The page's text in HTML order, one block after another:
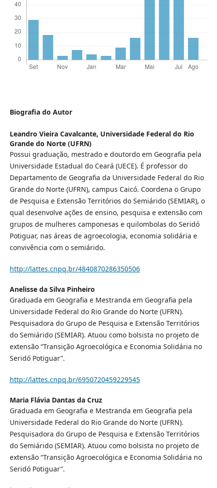
Biografia do Autor
Leandro Vieira Cavalcante, Universidade Federal do Rio
Grande do Norte (UFRN)
Possui graduação, mestrado e doutordo em Geografia pela
Universidade Estadual do Ceará (UECE). É professor do
Departamento de Geografia da Universidade Federal do Rio
Grande do Norte (UFRN), campus Caicó. Coordena o Grupo
de Pesquisa e Extensão Territórios do Semiárido (SEMIAR), o
qual desenvolve ações de ensino, pesquisa e extensão com
grupos de mulheres camponesas e quilombolas do Seridó
Potiguar, nas áreas de agroecologia, economia solidária e
convivência com o semiárido.
http://lattes.cnpq.br/4840870286350506
Anelisse da Silva Pinheiro
Graduada em Geografia e Mestranda em Geografia pela
Universidade Federal do Rio Grande do Norte (UFRN).
Pesquisadora do Grupo de Pesquisa e Extensão Territórios
do Semiárido (SEMIAR). Atuou como bolsista no projeto de
extensão “Transição Agroecológica e Economia Solidária no
Seridó Potiguar”.
http://lattes.cnpq.br/6950720459229545
Maria Flávia Dantas da Cruz
Graduada em Geografia e Mestranda em Geografia pela
Universidade Federal do Rio Grande do Norte (UFRN).
Pesquisadora do Grupo de Pesquisa e Extensão Territórios
do Semiárido (SEMIAR). Atuou como bolsista no projeto de
extensão “Transição Agroecológica e Economia Solidária no
Seridó Potiguar”.